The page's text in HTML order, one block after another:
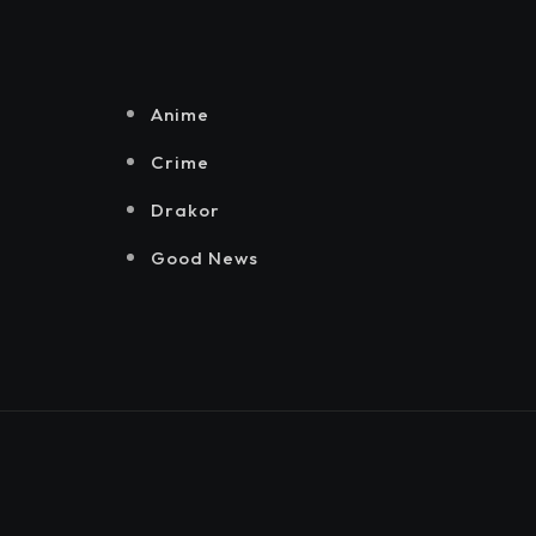
Anime
Crime
Drakor
Good News